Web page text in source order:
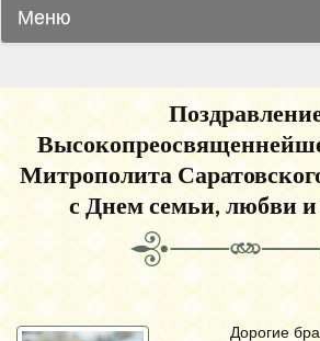
Меню
Митрополита
с Днем семьи, любви и
Дорогие